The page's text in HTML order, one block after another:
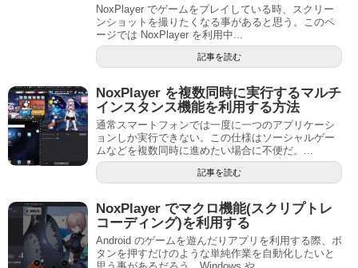
NoxPlayer でゲームをプレイしている時、スクリー
ンショットを撮りたくなる事があると思う。このペ
ージでは NoxPlayer を利用中...
記事を読む
NoxPlayer を複数同時に実行するマルチ
インスタンス機能を利用する方法
通常スマートフォンでは一度に一つのアプリケーシ
ョンしか実行できない。この仕様はソーシャルゲー
ムなどを複数同時に進めたい場合に不便だ。...
記事を読む
NoxPlayer でマクロ機能(スクリプトレ
コーディング)を利用する
Android のゲームを遊んだりアプリを利用する際、ボ
タンを押すだけのような単純作業を自動化したいと